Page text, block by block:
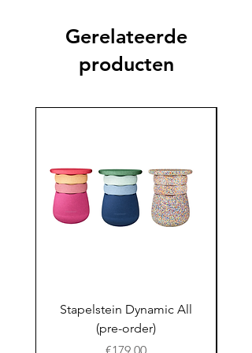
Gerelateerde
producten
Stapelstein Dynamic All
(pre-order)
Prijs